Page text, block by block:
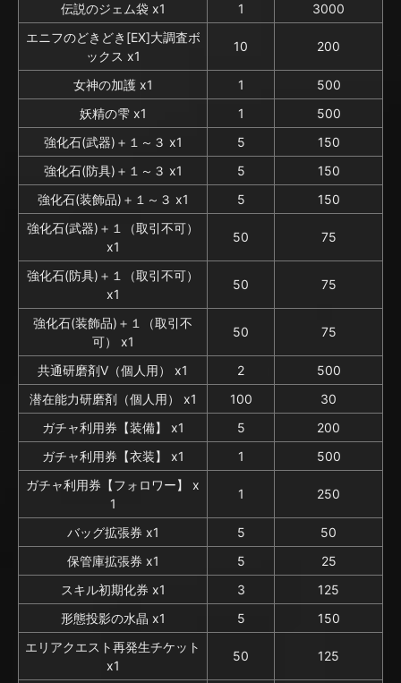
伝説のジェム袋 x1
1
3000
エニフのどきどき[EX]大調査ボ
ックス x1
10 200
女神の加護 x1 1
500
妖精の雫 x1
1
500
強化石(武器)＋１～３ x1
5
150
強化石(防具)＋１～３ x1
5
150
強化石(装飾品)＋１～３ x1
5
150
強化石(武器)＋１（取引不可）
x1
50 75
強化石(防具)＋１（取引不可）
x1
50 75
強化石(装飾品)＋１（取引不
可） x1
50 75
共通研磨剤V（個人用） x1 2
500
潜在能力研磨剤（個人用） x1
100
30
ガチャ利用券【装備】 x1
5
200
ガチャ利用券【衣装】 x1
1
500
ガチャ利用券【フォロワー】 x
1
1 250
バッグ拡張券 x1 5
50
保管庫拡張券 x1
5
25
スキル初期化券 x1
3
125
形態投影の水晶 x1
5
150
エリアクエスト再発生チケット
x1
50 125